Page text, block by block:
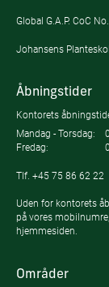
Global G.A.P. CoC
Johansens
Åbningstider
Kontorets
Mandag - Torsdag:
Fredag:
Tlf. +45 75 86 62 22
Uden for kontorets
på vores
hjemmesiden.
Områder